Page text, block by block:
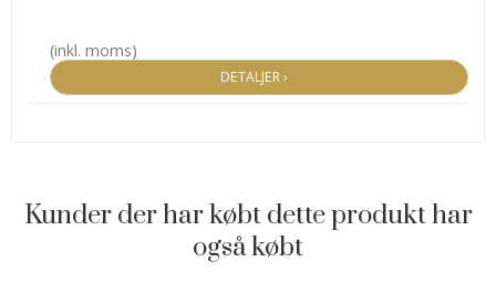
(inkl. moms)
DETALJER ›
Kunder der har købt dette produkt har
også købt